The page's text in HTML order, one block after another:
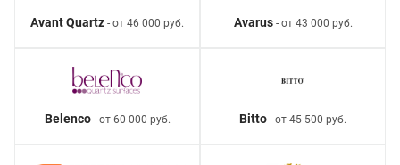
Avant Quartz - от 46 000 руб. Avarus- от 43 000 руб.
Belenco- от 60 000 руб. Bitto - от 45 500 руб.